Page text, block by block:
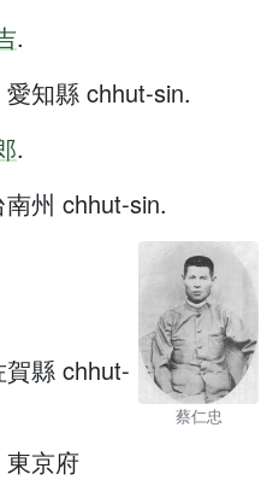
.
愛知縣 chhut-sin.
.
南州 chhut-sin.
蔡仁忠
賀縣 chhut-
東京府